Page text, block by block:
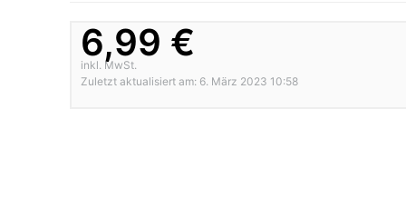
6,99 €
inkl. MwSt.
Zuletzt aktualisiert am: 6. März 2023 10:58